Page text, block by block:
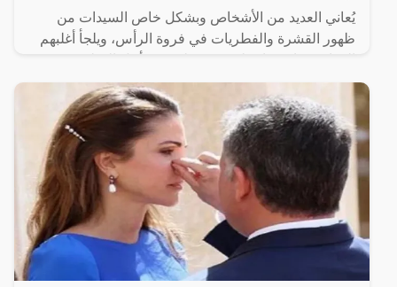
يُعاني العديد من الأشخاص وبشكل خاص السيدات من
ظهور القشرة والفطريات في فروة الرأس، ويلجأ أغلبهم
هذه المشكلة.